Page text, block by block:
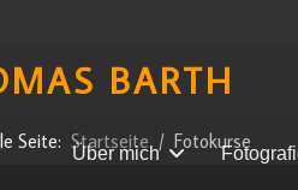
BARTH
Über mich
Seite: Startseite Fotokurse